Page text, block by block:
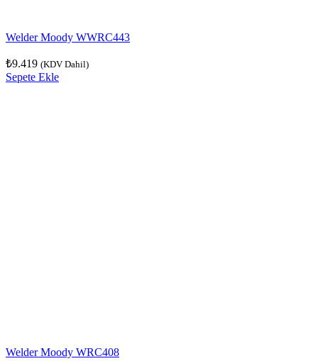
Welder Moody WWRC443
₺9.419 (KDV Dahil)
Sepete Ekle
Welder Moody WRC408